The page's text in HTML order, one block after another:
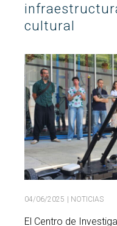
cultural
04/06/2025 | NOTICIAS
El Centro de